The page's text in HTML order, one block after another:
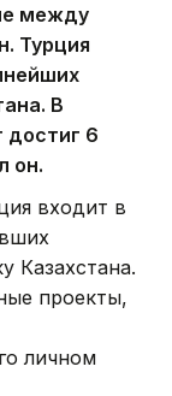
между
Турция
В
достиг 6
он.
входит в
Казахстана.
проекты,
личном